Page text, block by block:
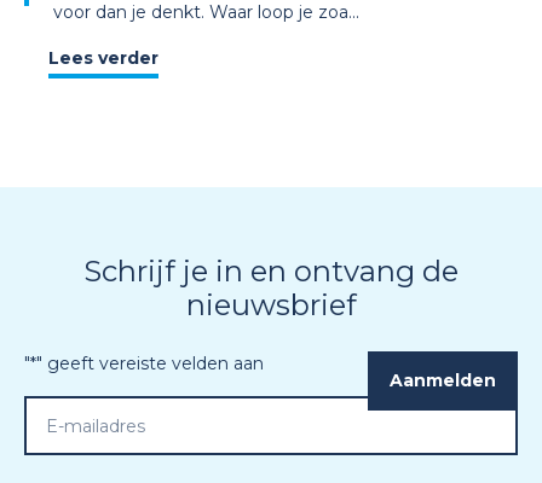
voor dan je denkt. Waar loop je zoa...
Lees verder
Schrijf je in en ontvang de
nieuwsbrief
"*" geeft vereiste velden aan